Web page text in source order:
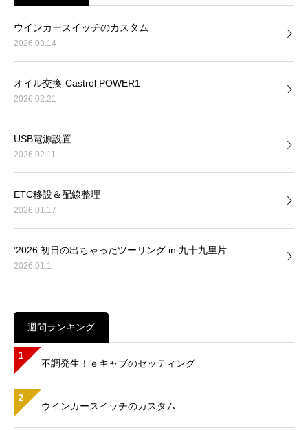
ウインカースイッチのカスタム
2026.03.14
オイル交換-Castrol POWER1
2026.02.21
USB電源設置
2026.02.11
ETC移設＆配線整理
2026.01.17
’2026 初日の出ちゃったツーリング in 九十九里片…
2026.01.1
週間ランキング
1
不調発生！ｅキャブのセッティング
2
ウインカースイッチのカスタム